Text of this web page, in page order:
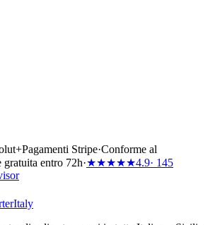
+Pagamenti Stripe·Conforme al
gratuita entro 72h·★★★★★4.9· 145
Italy